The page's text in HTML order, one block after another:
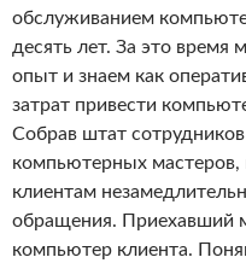
обслуживанием
десять лет. За это
опыт и знаем как
затрат привести
Собрав штат
компьютерных
клиентам
обращения. Приехавший
компьютер клиента.